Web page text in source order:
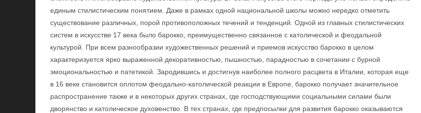
единым стилистическим понятием. Даже в рамках одной национальной школы можно нередко отметить
существование различных, порой противоположных течений и тенденций. Одной из главных стилистических
систем в искусстве 17 века было барокко, преимущественно связанное с католической и феодальной
культурой. При всем разнообразии художественных решений и приемов искусство барокко в целом
характеризуется ярко выраженной декоративностью, пышностью, парадностью в сочетании с бурной
эмоциональностью и патетикой. Зародившись и достигнув наиболее полного расцвета в Италии, которая еще
в 16 веке становится оплотом феодально-католической реакции в Европе, барокко получает значительное
распространение также и в некоторых других странах, где господствующими социальными силами были
дворянство и католическое духовенство. В тех странах, где предпосылки для развития барокко оказываются